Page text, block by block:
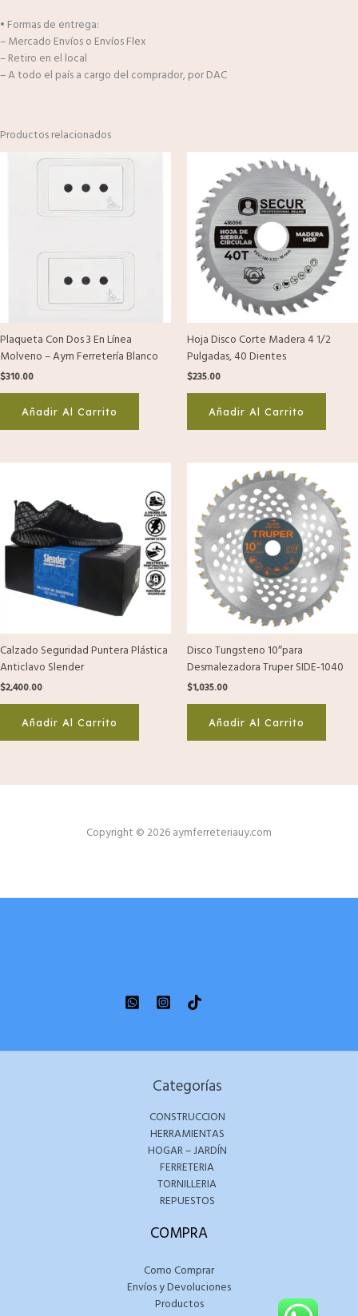
• Formas de entrega:
– Mercado Envíos o Envíos Flex
– Retiro en el local
– A todo el país a cargo del comprador, por DAC
Productos relacionados
Plaqueta Con Dos 3 En Línea
Molveno – Aym Ferretería Blanco
$310.00
Añadir Al Carrito
Hoja Disco Corte Madera 4 1/2
Pulgadas, 40 Dientes
$235.00
Añadir Al Carrito
Calzado Seguridad Puntera Plástica
Anticlavo Slender
$2,400.00
Añadir Al Carrito
Disco Tungsteno 10″para
Desmalezadora Truper SIDE-1040
$1,035.00
Añadir Al Carrito
Copyright © 2026 aymferreteriauy.com
Categorías
CONSTRUCCION
HERRAMIENTAS
HOGAR – JARDÍN
FERRETERIA
TORNILLERIA
REPUESTOS
COMPRA
Como Comprar
Envíos y Devoluciones
Productos